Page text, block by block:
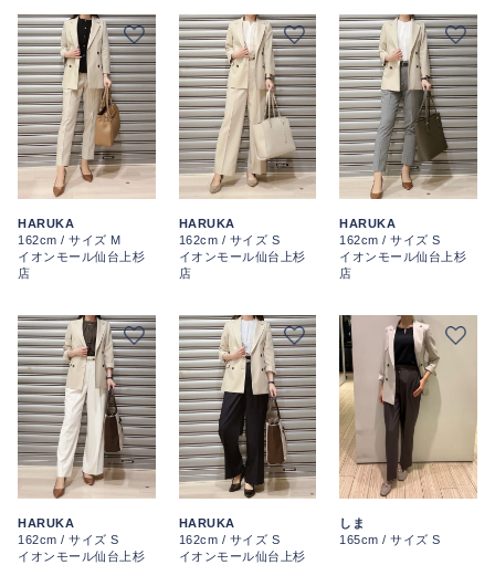
HARUKA
162cm / サイズ M
イオンモール仙台上杉
店
HARUKA
162cm / サイズ S
イオンモール仙台上杉
店
HARUKA
162cm / サイズ S
イオンモール仙台上杉
店
HARUKA
162cm / サイズ S
イオンモール仙台上杉
HARUKA
162cm / サイズ S
イオンモール仙台上杉
しま
165cm / サイズ S